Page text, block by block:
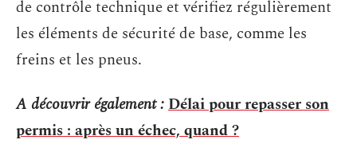
de contrôle technique et vérifiez régulièrement
les éléments de sécurité de base, comme les
freins et les pneus.
A découvrir également :Délai pour repasser son
permis : après un échec, quand ?